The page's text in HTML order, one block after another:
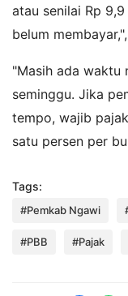
atau senilai Rp
belum
"Masih ada waktu
seminggu. Jika
tempo, wajib
satu persen per
Tags:
#Pemkab Ngawi
#PBB #Pajak